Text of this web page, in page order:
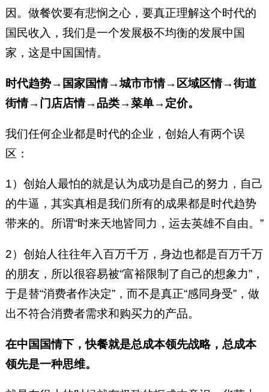
因。做餐饮要有悲悯之心，要真正理解这个时代的
国民收入，我们是一个发展极不均衡的发展中国
家，这是中国国情。
时代趋势→国家国情→城市市情→区域区情→街道
街情→门店店情→品类→菜单→定价。
我们任何企业都是时代的企业，创始人有两个误
区：
1）创始人最怕的就是认为成功是自己的努力，自己
的牛逼，其实真相是我们所有的成果都是时代趋势
带来的。所谓“时来天地皆同力，运去英雄不自由。”
2）创始人往往年入百万千万，身边也都是百万千万
的朋友，所以很容易被“富裕限制了自己的想象力”，
于是替“消费者作决定”，而不是真正“感同身受”，做
出不符合消费者需求和购买力的产品。
在中国国情下，快餐就是总成本领先战略，总成本
领先是一种思维。